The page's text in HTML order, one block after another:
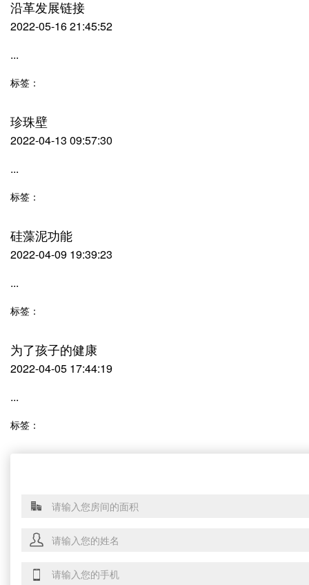
沿革发展链接
2022-05-16 21:45:52
...
标签：
珍珠壁
2022-04-13 09:57:30
...
标签：
硅藻泥功能
2022-04-09 19:39:23
...
标签：
为了孩子的健康
2022-04-05 17:44:19
...
标签：